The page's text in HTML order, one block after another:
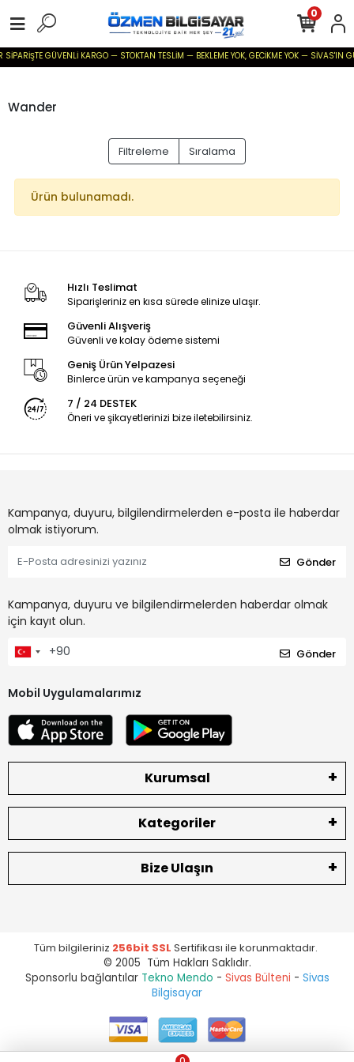
GÜVENLİ KARGO — STOKTAN TESLİM — BEKLEME YOK, GECİKME YOK — SİVAS'IN
0
Wander
Filtreleme Sıralama
Ürün bulunamadı.
Hızlı Teslimat
Siparişleriniz en kısa sürede elinize ulaşır.
Güvenli Alışveriş
Güvenli ve kolay ödeme sistemi
Geniş Ürün Yelpazesi
Binlerce ürün ve kampanya seçeneği
7 / 24 DESTEK
Öneri ve şikayetlerinizi bize iletebilirsiniz.
Kampanya, duyuru, bilgilendirmelerden e-posta ile haberdar
olmak istiyorum.
Gönder
Kampanya, duyuru ve bilgilendirmelerden haberdar olmak
için kayıt olun.
Gönder
Mobil Uygulamalarımız
Kurumsal
Kategoriler
Bize Ulaşın
Tüm bilgileriniz 256bit SSL Sertifikası ile korunmaktadır.
© 2005 Tüm Hakları Saklıdır.
Sponsorlu bağlantılar Tekno Mendo - Sivas Bülteni - Sivas
Bilgisayar